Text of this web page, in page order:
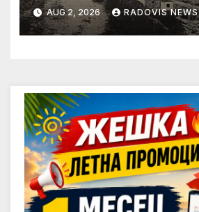
AUG 2, 2026 RADOVIS NEWS